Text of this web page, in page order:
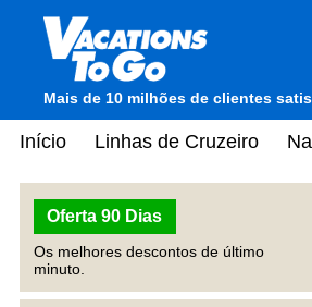
Mais de 10 milhões de clientes
Início Linhas de Cruzeiro
Oferta 90 Dias
Os melhores descontos de último
minuto.